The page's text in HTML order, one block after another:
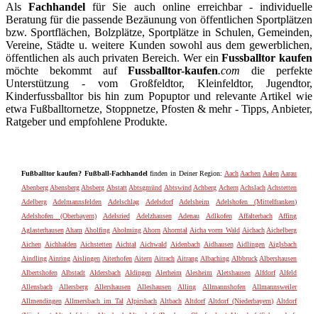
AlsFachhandel für Sie auch online erreichbar - individuelle
Beratung für die passende Bezäunung von öffentlichen Sportplätzen
bzw. Sportflächen, Bolzplätze, Sportplätze in Schulen, Gemeinden,
Vereine, Städte u. weitere Kunden sowohl aus dem gewerblichen,
öffentlichen als auch privaten Bereich. Wer einFussballtor kaufen
möchte bekommt aufFussballtor-kaufen.com die perfekte
Unterstützung - vom Großfeldtor, Kleinfeldtor, Jugendtor,
Kinderfussballtor bis hin zum Popuptor und relevante Artikel wie
etwa Fußballtornetze, Stoppnetze, Pfosten & mehr - Tipps, Anbieter,
Ratgeber und empfohlene Produkte.
Fußballtor kaufen? Fußball-Fachhandelfinden in Deiner Region: Aach Aachen Aalen Aarau
Abenberg Abensberg Absberg Abstatt Abtsgmünd Abtswind Achberg Achern Achslach Achstetten
Adelberg
Adelmannsfelden Adelschlag Adelsdorf Adelsheim
Adelshofen (Mittelfranken)
Adelshofen (Oberbayern)
Adelsried Adelzhausen Adenau Adlkofen Affalterbach
Affing
Aglasterhausen Aham Aholfing Aholming Ahorn Ahorntal Aicha vorm Wald Aichach Aichelberg
Aichen Aichhalden Aichstetten Aichtal Aichwald Aidenbach Aidhausen Aidlingen Aiglsbach
Aindling Ainring Aislingen Aiterhofen Aitern Aitrach Aitrang Albaching Albbruck Albershausen
Albertshofen Albstadt Aldersbach Aldingen Alerheim Alesheim Aletshausen Alfdorf Alfeld
Allensbach
Allersberg Allershausen Alleshausen Alling Allmannshofen
Allmannsweiler
Allmendingen Allmersbach im Tal Alpirsbach Altbach Altdorf Altdorf (Niederbayern) Altdorf